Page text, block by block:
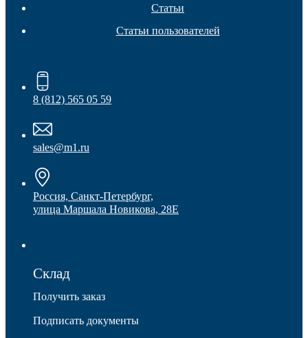
Колесные опоры
Статьи
Статьи пользователей
8 (812) 565 05 59
sales@m1.ru
Россия, Санкт-Петербург,
улица Маршала Новикова, 28Е
Склад
Получить заказ
Подписать документы